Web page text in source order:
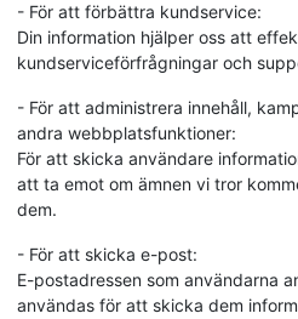
- För att förbättra kundservice:
Din information hjälper oss att
kundserviceförfrågningar och
- För att administrera innehåll,
andra webbplatsfunktioner:
För att skicka användare
att ta emot om ämnen vi tror
dem.
- För att skicka e-post:
E-postadressen som användarna
användas för att skicka dem